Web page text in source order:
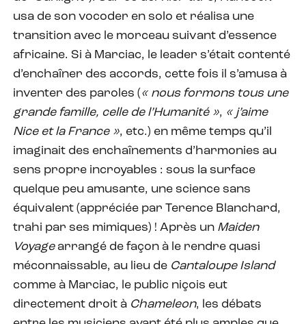
usa de son vocoder en solo et réalisa une
transition avec le morceau suivant d’essence
africaine. Si à Marciac, le leader s’était contenté
d’enchaîner des accords, cette fois il s’amusa à
inventer des paroles (« nous formons tous une
grande famille, celle de l’Humanité », « j’aime
Nice et la France », etc.) en même temps qu’il
imaginait des enchaînements d’harmonies au
sens propre incroyables : sous la surface
quelque peu amusante, une science sans
équivalent (appréciée par Terence Blanchard,
trahi par ses mimiques) ! Après un Maiden
Voyagearrangé de façon à le rendre quasi
méconnaissable, au lieu de Cantaloupe Island
comme à Marciac, le public niçois eut
directement droit à Chameleon, les débats